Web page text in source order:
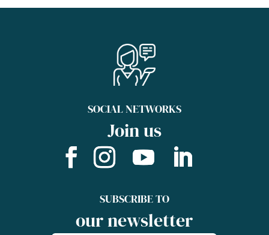
SOCIAL NETWORKS
Join us
SUBSCRIBE TO
our newsletter